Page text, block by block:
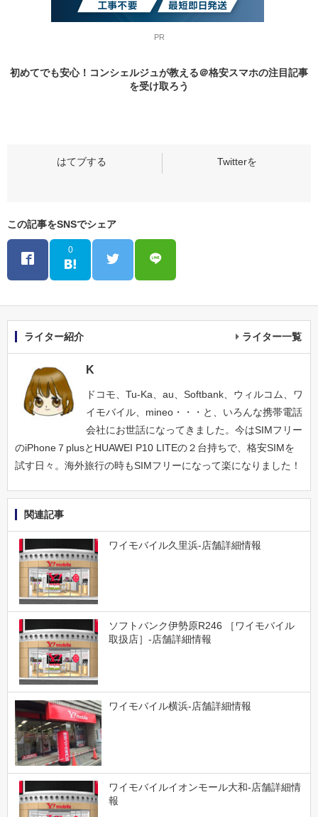
PR
初めてでも安心！コンシェルジュが教える＠格安スマホの注目記事
を受け取ろう
この記事をSNSでシェア
0
ライター紹介 ライター一覧
K
ドコモ、Tu-Ka、au、Softbank、ウィルコム、ワ
イモバイル、mineo・・・と、いろんな携帯電話
会社にお世話になってきました。今はSIMフリー
のiPhone７plusとHUAWEI P10 LITEの２台持ちで、格安SIMを
試す日々。海外旅行の時もSIMフリーになって楽になりました！
関連記事
ワイモバイル久里浜-店舗詳細情報
ソフトバンク伊勢原R246 ［ワイモバイル
取扱店］-店舗詳細情報
ワイモバイル横浜-店舗詳細情報
ワイモバイルイオンモール大和-店舗詳細情
報